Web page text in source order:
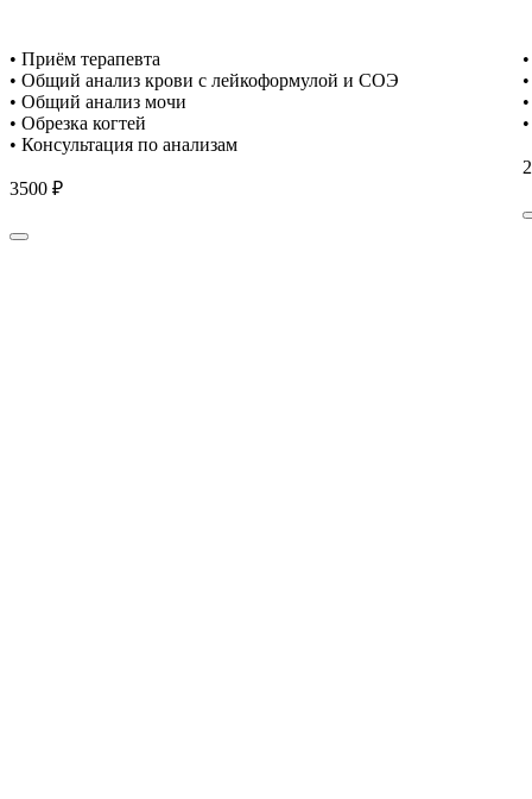
• Приём терапевта
• Общий анализ крови с лейкоформулой и СОЭ
• Общий анализ мочи
• Обрезка когтей
• Консультация по анализам
3500 ₽